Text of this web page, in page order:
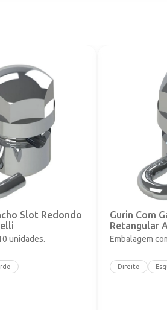
Slot Redondo
unidades.
Gurin Com
Retangular
Embalagem
Direito